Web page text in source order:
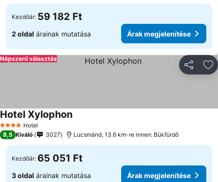
Kezdőár: 59 182 Ft
2 oldal árainak mutatása Árak megjelenítése
Népszerű választás
4 KategóriaHotel
Hotel Xylophon
8,5 Kiváló 3027 Lucsmánd, 13.6 km-re innen: Bükfürdő
Kezdőár: 65 051 Ft
3 oldal árainak mutatása Árak megjelenítése